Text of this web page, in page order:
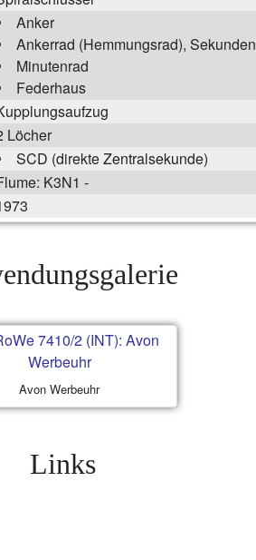
Anker
Ankerrad (Hemmungsrad),
Minutenrad
Federhaus
Löcher
SCD (direkte Zentralsekunde)
K3N1 -
Avon Werbeuhr
Links